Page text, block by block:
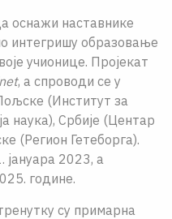
оснажи наставнике
интегришу образовање
учионице. Пројекат
, а спроводи се у
(Институт за
наука), Србије (Центар
(Регион Гетеборга).
јануара 2023, а
године.
су примарна